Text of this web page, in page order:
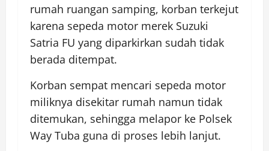
rumah ruangan samping, korban terkejut
karena sepeda motor merek Suzuki
Satria FU yang diparkirkan sudah tidak
berada ditempat.
Korban sempat mencari sepeda motor
miliknya disekitar rumah namun tidak
ditemukan, sehingga melapor ke Polsek
Way Tuba guna di proses lebih lanjut.